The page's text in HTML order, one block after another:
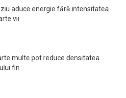
aduce energie fără intensitatea
vii
multe pot reduce densitatea
fin